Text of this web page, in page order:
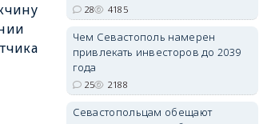
28 4185
Чем Севастополь намерен
привлекать инвесторов до 2039
года
25 2188
Севастопольцам обещают